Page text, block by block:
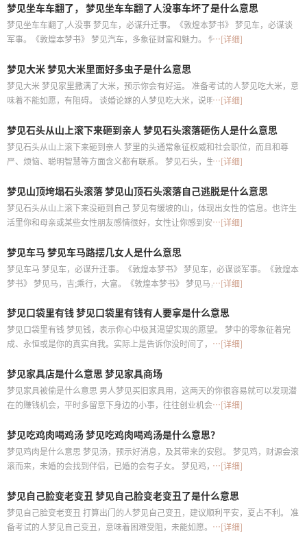
梦见坐车车翻了， 梦见坐车车翻了人没事车坏了是什么意思
梦见坐车车翻了,人没事 梦见车，必谋升迁事。《敦煌本梦书》 梦见车，必谋谈
军事。《敦煌本梦书》 梦见汽车，多象征财富和魅力。 怀有身孕的人梦见汽车侧
通，未能结为夫妻
…[详细]
梦见大米 梦见大米里面好多虫子是什么意思
梦见大米 梦见家里撒满了大米，预示你会有好运。 准备考试的人梦见吃大米，意
味着不能如愿，有阻碍。 谈婚论嫁的人梦见吃大米，说明虽然有一阵风波过后重
…[详细]
梦见石头从山上滚下来砸到亲人 梦见石头滚落砸伤人是什么意思
梦见石头从山上滚下来砸到亲人 梦里的头通常象征权威和社会职位，而且和尊
严、烦恼、聪明智慧等方面含义都有联系。 梦见石头，生活艰苦。 梦见石头，预
得胃病
…[详细]
梦见山顶垮塌石头滚落 梦见山顶石头滚落自己逃脱是什么意思
梦见石头从山上滚下来没砸到自己 梦见有缓坡的山，体现出女性的信息。也许生
活里你和母亲或某些女性朋友感情很好，女性让你感到安全。 梦见险峻绵延的
男性阳刚气质所吸引
…[详细]
梦见车马 梦见车马路摆几女人是什么意思
梦见车马 梦见车，必谋升迁事。《敦煌本梦书》 梦见车，必谋谈军事。《敦煌本
梦书》 梦见马，吉;乘行，大富。《敦煌本梦书》 梦见马，主事业，马背上的鞍
…[详细]
梦见口袋里有钱 梦见口袋里有钱有人要拿是什么意思
梦见口袋里有钱 梦见钱，表示你心中极其渴望实现的愿望。 梦中的零象征着完
成、永恒或是你的真实自我。实际上是告诉你没时间了，现在就该为你自己做某
…[详细]
梦见家具店是什么意思 梦见家具商场
梦见家具被偷是什么意思 男人梦见买旧家具用，这两天的你很容易就可以发现潜
在的赚钱机会，平时多留意下身边的小事，往往创业机会就在身边!空闲的时间，
进者
…[详细]
梦见吃鸡肉喝鸡汤 梦见吃鸡肉喝鸡汤是什么意思？
梦见鸡肉是什么意思 梦见汤，预示好消息，及其带来的安慰。 梦见鸡，财源会滚
滚而来，未婚的会找到伴侣，已婚的会有子女。 梦见鸡，财运滚滚而来，你会有
雨水阻碍，延慢再出行
…[详细]
梦见自己脸变老变丑 梦见自己脸变老变丑了是什么意思
梦见自己脸变老变丑 打算出门的人梦见自己变丑，建议顺利平安，夏占不利。 准
备考试的人梦见自己变丑，意味着困难受阻，未能如愿。 怀有身孕的人梦见自己
…[详细]